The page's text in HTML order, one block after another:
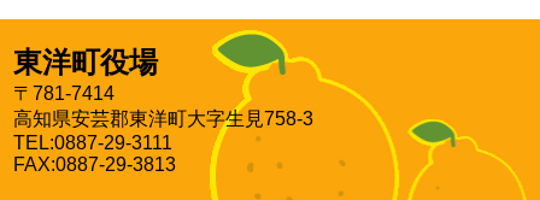
東洋町役場
〒781-7414
高知県安芸郡東洋町大字生見758-3
TEL:0887-29-3111
FAX:0887-29-3813